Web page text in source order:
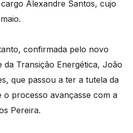
Alexandre Santos, cujo
confirmada pelo novo
da Transição Energética, João
que passou a ter a tutela da
o processo avançasse com a
Pereira.